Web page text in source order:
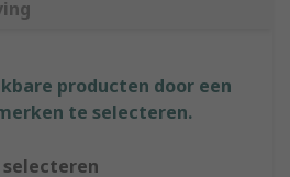
producten door een
te selecteren.
selecteren